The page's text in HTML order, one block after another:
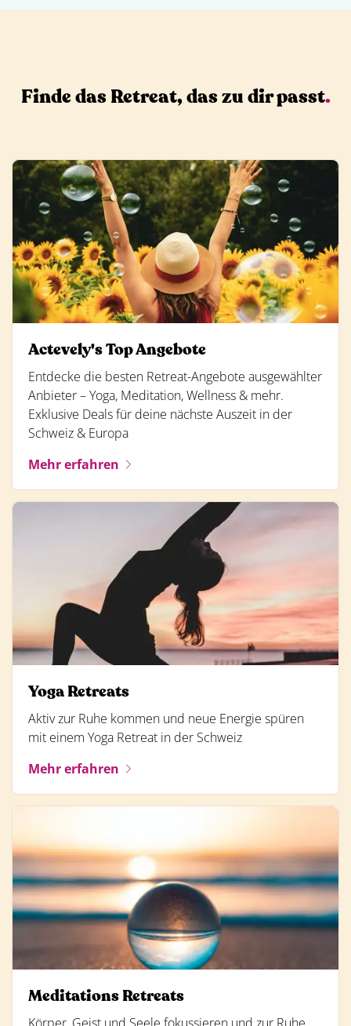
Finde das Retreat, das zu dir passt.
Actevely's Top Angebote
Entdecke die besten Retreat-Angebote ausgewählter
Anbieter – Yoga, Meditation, Wellness & mehr.
Exklusive Deals für deine nächste Auszeit in der
Schweiz & Europa
Mehr erfahren
Yoga Retreats
Aktiv zur Ruhe kommen und neue Energie spüren
mit einem Yoga Retreat in der Schweiz
Mehr erfahren
Meditations Retreats